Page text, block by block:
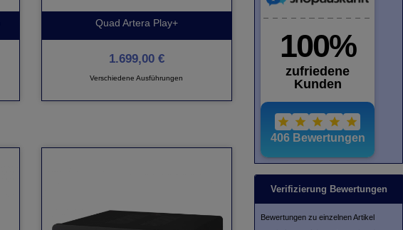
Quad Artera Play+
1.699,00 €
Verschiedene Ausführungen
Verifizierung Bewertungen
Bewertungen zu einzelnen Artikel